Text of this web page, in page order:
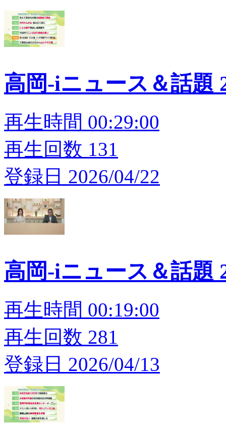
高岡-iニュース＆話題
再生時間 00:29:00
再生回数 131
登録日 2026/04/22
高岡-iニュース＆話題
再生時間 00:19:00
再生回数 281
登録日 2026/04/13